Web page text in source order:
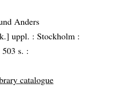
Anders
uppl. : Stockholm :
503 s. :
catalogue